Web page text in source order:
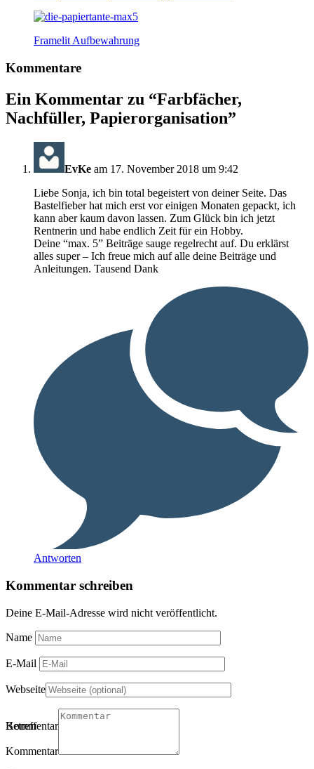
Framelit Aufbewahrung
Kommentare
Ein Kommentar zu “Farbfächer,
Nachfüller, Papierorganisation”
EvKe am 17. November 2018 um 9:42
Liebe Sonja, ich bin total begeistert von deiner Seite. Das
Bastelfieber hat mich erst vor einigen Monaten gepackt, ich
kann aber kaum davon lassen. Zum Glück bin ich jetzt
Rentnerin und habe endlich Zeit für ein Hobby.
Deine “max. 5” Beiträge sauge regelrecht auf. Du erklärst
alles super – Ich freue mich auf alle deine Beiträge und
Anleitungen. Tausend Dank
Antworten
Kommentar schreiben
Deine E-Mail-Adresse wird nicht veröffentlicht.
Name
E-Mail
Webseite
Betreff
Kommentartitel
Kommentar